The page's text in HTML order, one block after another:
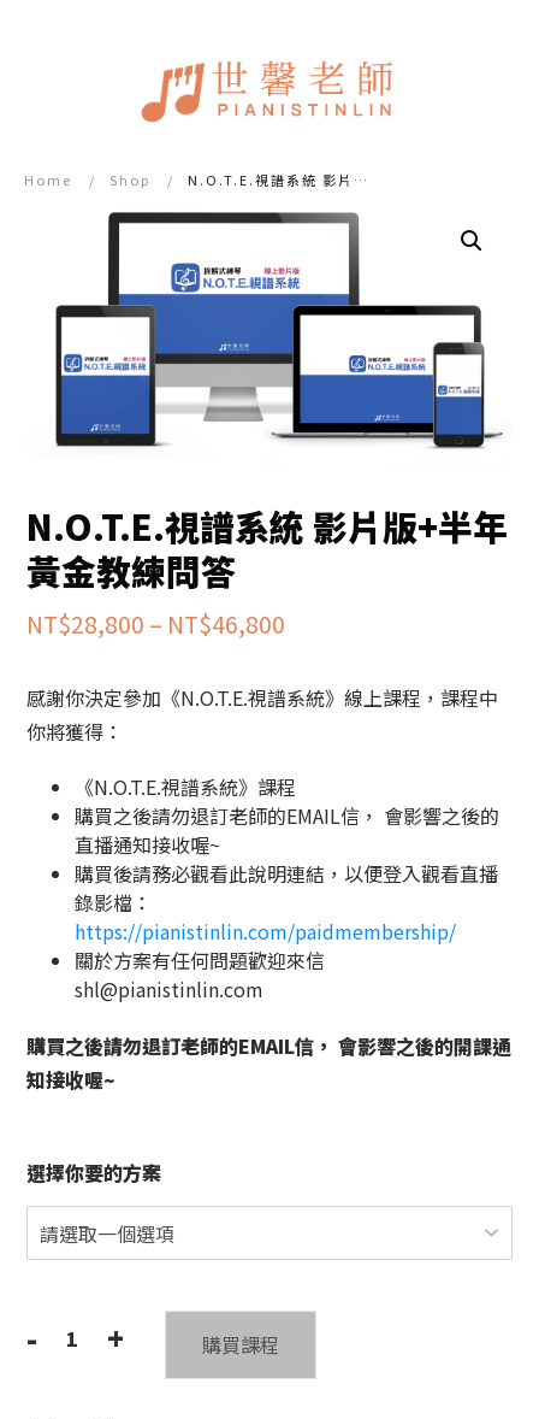
Home / Shop / N.O.T.E.視譜系統 影片版+半年黃金教練問答
N.O.T.E.視譜系統 影片版+半年
黃金教練問答
NT$28,800 – NT$46,800
範
NT$28,800
到
NT$46,800
感謝你決定參加《N.O.T.E.視譜系統》線上課程，課程中
你將獲得：
《N.O.T.E.視譜系統》課程
購買之後請勿退訂老師的EMAIL信， 會影響之後的
直播通知接收喔~
購買後請務必觀看此說明連結，以便登入觀看直播
錄影檔：
https://pianistinlin.com/paidmembership/
關於方案有任何問題歡迎來信
shl@pianistinlin.com
購買之後請勿退訂老師的EMAIL信， 會影響之後的開課通
知接收喔~
選擇你要的方案
-
N.O.T.E.
+ 購買課程